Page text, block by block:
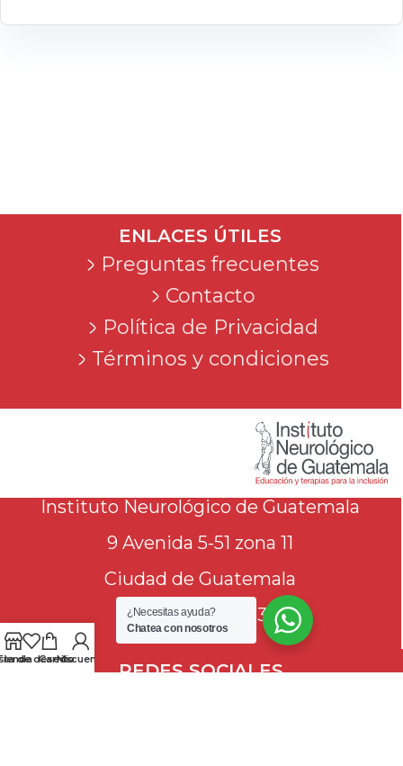
ENLACES ÚTILES
Preguntas frecuentes
Contacto
Política de Privacidad
Términos y condiciones
Instituto Neurológico de Guatemala
9 Avenida 5-51 zona 11
Ciudad de Guatemala
(+502) 2471 1613
REDES SOCIALES
¿Necesitas ayuda?
Chatea con nosotros
de deseos
CarritoMi cuenta